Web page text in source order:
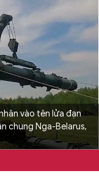
vào tên lửa đạn
chung Nga-Belarus,